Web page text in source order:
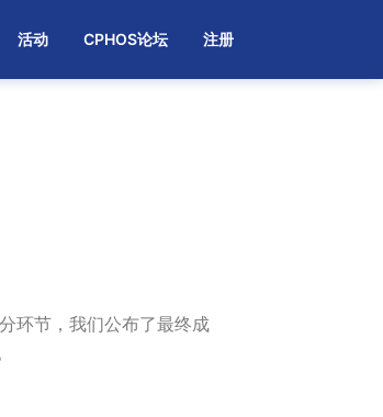
活动 CPHOS论坛 注册
环节，我们公布了最终成